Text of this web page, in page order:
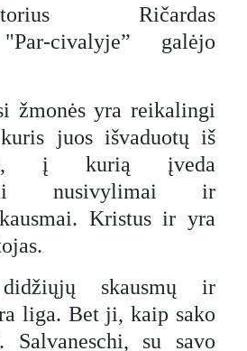
Ričardas
civalyje” galėjo
yra reikalingi
juos išvaduotų iš
į kurią įveda
nusivylimai ir
Kristus ir yra
skausmų ir
liga. Bet ji, kaip sako
Salvaneschi, su savo